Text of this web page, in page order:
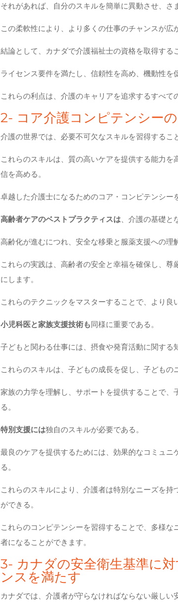
それがあれば、自分のスキルを簡単に異動させ、さ
この柔軟性により、より多くの仕事のチャンスが広
結論として、カナダで介護福祉士の資格を取得する
ライセンス要件を満たし、信頼性を高め、機動性を
これらの利点は、介護のキャリアを追求するすべて
2- コア介護コンピテンシー
介護の世界では、必要不可欠なスキルを習得するこ
これらのスキルは、質の高いケアを提供する能力
信を高める。
卓越した介護士になるためのコア・コンピテンシー
高齢者ケアのベストプラクティスは 、介護の基礎と
高齢化が進むにつれ、安全な移乗と服薬支援への理
これらの実践は、高齢者の安全と幸福を確保し、
にします。
これらのテクニックをマスターすることで、より良
小児科医と家族支援技術も同様に重要である。
子どもと関わる仕事には、摂食や発育活動に関する
これらのスキルは、子どもの成長を促し、子どもの
家族の力学を理解し、サポートを提供することで
る。
特別支援には独自のスキルが必要である。
最良のケアを提供するためには、効果的なコミュ
る。
これらのスキルにより、介護者は特別なニーズを
ができる。
これらのコンピテンシーを習得することで、多様
者になることができます。
3- カナダの安全衛生基準に
ンスを満たす
カナダでは、介護者が守らなければならない厳しい